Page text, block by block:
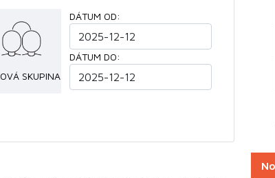
SKUPINA
DÁTUM OD:
DÁTUM DO: